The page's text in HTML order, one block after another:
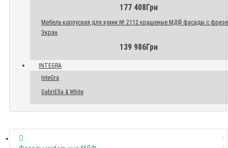
177 408Грн
Мебель корпусная для кухни № 2112 крашеные МДФ фасады с
Экран
139 986Грн
INTEGRA
InteGra
GabriElla & White